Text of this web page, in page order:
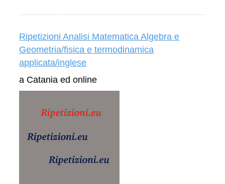
Ripetizioni Analisi Matematica Algebra e
Geometria/fisica e termodinamica
applicata/inglese
a Catania ed online